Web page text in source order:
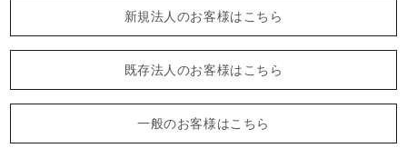
新規法人のお客様はこちら
既存法人のお客様はこちら
一般のお客様はこちら